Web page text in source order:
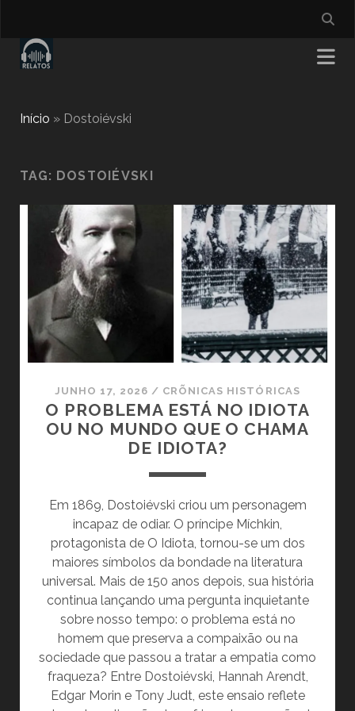
Início » Dostoiévski
TAG: DOSTOIÉVSKI
JUNHO 17, 2026 / CRÕNICAS HISTÓRICAS
O PROBLEMA ESTÁ NO IDIOTA
OU NO MUNDO QUE O CHAMA
DE IDIOTA?
Em 1869, Dostoiévski criou um personagem
incapaz de odiar. O príncipe Míchkin,
protagonista de O Idiota, tornou-se um dos
maiores símbolos da bondade na literatura
universal. Mais de 150 anos depois, sua história
continua lançando uma pergunta inquietante
sobre nosso tempo: o problema está no
homem que preserva a compaixão ou na
sociedade que passou a tratar a empatia como
fraqueza? Entre Dostoiévski, Hannah Arendt,
Edgar Morin e Tony Judt, este ensaio reflete